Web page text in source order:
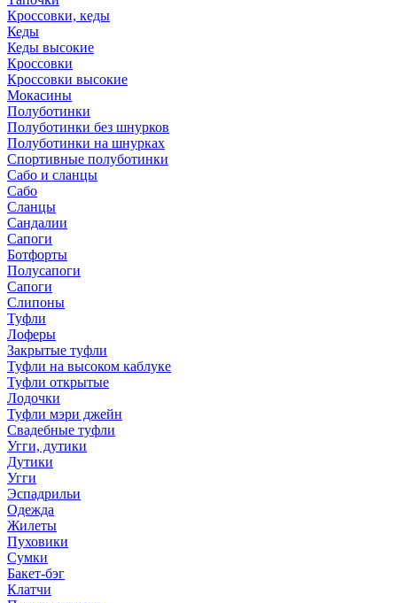
Кроссовки, кеды
Кеды
Кеды высокие
Кроссовки
Кроссовки высокие
Мокасины
Полуботинки
Полуботинки без шнурков
Полуботинки на шнурках
Спортивные полуботинки
Сабо и сланцы
Сабо
Сланцы
Сандалии
Сапоги
Ботфорты
Полусапоги
Сапоги
Слипоны
Туфли
Лоферы
Закрытые туфли
Туфли на высоком каблуке
Туфли открытые
Лодочки
Туфли мэри джейн
Свадебные туфли
Угги, дутики
Дутики
Угги
Эспадрильи
Одежда
Жилеты
Пуховики
Сумки
Бакет-бэг
Клатчи